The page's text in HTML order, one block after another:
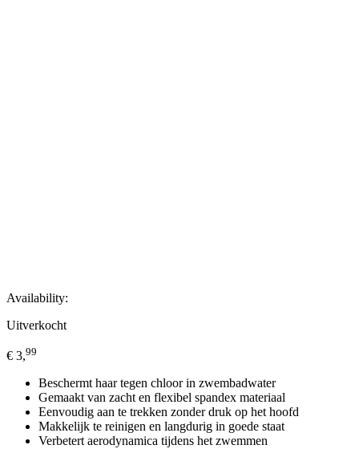
Availability:
Uitverkocht
€ 3,99
Beschermt haar tegen chloor in zwembadwater
Gemaakt van zacht en flexibel spandex materiaal
Eenvoudig aan te trekken zonder druk op het hoofd
Makkelijk te reinigen en langdurig in goede staat
Verbetert aerodynamica tijdens het zwemmen